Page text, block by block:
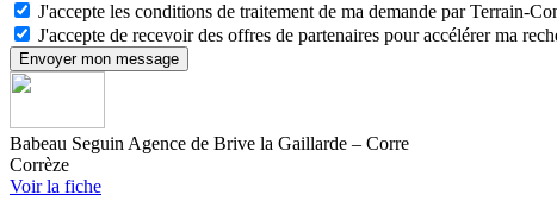
J'accepte les conditions de traitement de ma demande par Terrain-
J'accepte de recevoir des offres de partenaires pour accélérer ma
Envoyer mon message
Babeau Seguin Agence de Brive la Gaillarde – Corre
Corrèze
Voir la fiche